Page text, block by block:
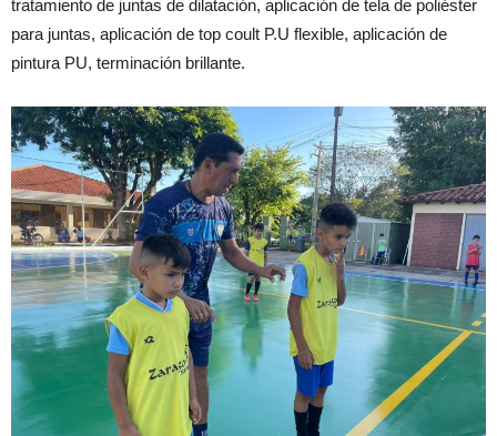
tratamiento de juntas de dilatación, aplicación de tela de poliéster
para juntas, aplicación de top coult P.U flexible, aplicación de
pintura PU, terminación brillante.